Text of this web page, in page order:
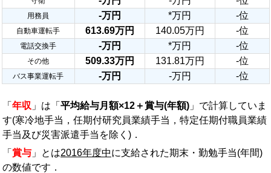
用務員 -万円 *万円 -位
自動車運転手 613.69万円 140.05万円 -位
電話交換手 -万円 *万円 -位
その他 509.33万円 131.81万円 -位
バス事業運転手 -万円 -万円 -位
「 年収 」は「 平均給与月額×12＋賞与(年額) 」で計算していま
す(寒冷地手当，任期付研究員業績手当，特定任期付職員業績
手当及び災害派遣手当を除く)．
「 賞与 」とは2016年度中に支給された期末・勤勉手当(年間)
の数値です．